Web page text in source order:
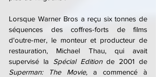
Lorsque Warner Bros a reçu six tonnes de
séquences des coffres-forts de films
d'outre-mer, le monteur et producteur de
restauration, Michael Thau, qui avait
supervisé la Spécial Edition
Superman: The Movie, a commencé à